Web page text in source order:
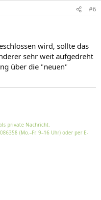
#6
wird, sollte das
sehr weit aufgedreht
über die "neuen"
private Nachricht.
(Mo.–Fr. 9–16 Uhr) oder per E-